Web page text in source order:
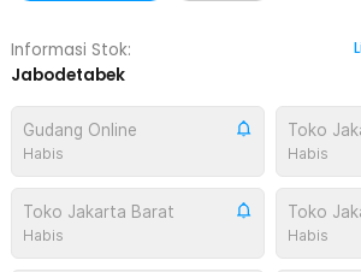
Informasi Stok:
Jabodetabek
Gudang Online
Habis
Toko
Habis
Toko Jakarta Barat
Habis
Toko
Habis